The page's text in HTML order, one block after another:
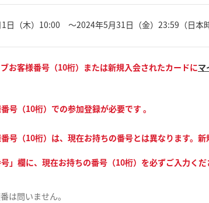
日（木）10:00 ～2024年5月31日（金）23:59（日本時
お客様番号（10桁）または新規入会されたカードにマ
号（10桁）での参加登録が必要です 。
号（10桁）は、現在お持ちの番号とは異なります。
」欄に、現在お持ちの番号（10桁）を必ずご入力く
は問いません。